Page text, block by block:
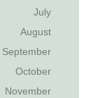
July
August
September
October
November